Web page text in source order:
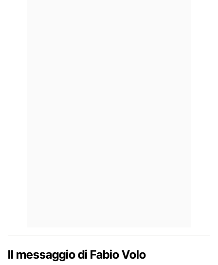
Il messaggio di Fabio Volo